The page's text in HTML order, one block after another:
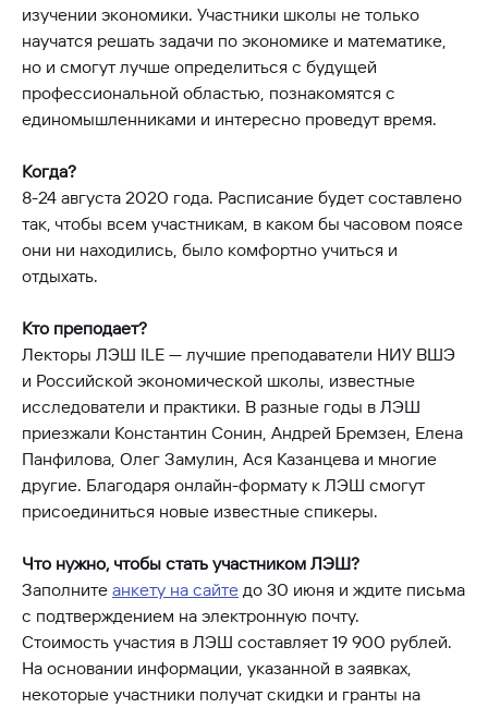
изучении экономики. Участники школы не только
научатся решать задачи по экономике и математике,
но и смогут лучше определиться с будущей
профессиональной областью, познакомятся с
единомышленниками и интересно проведут время.
Когда?
8-24 августа 2020 года. Расписание будет составлено
так, чтобы всем участникам, в каком бы часовом поясе
они ни находились, было комфортно учиться и
отдыхать.
Кто преподает?
Лекторы ЛЭШ ILE — лучшие преподаватели НИУ ВШЭ
и Российской экономической школы, известные
исследователи и практики. В разные годы в ЛЭШ
приезжали Константин Сонин, Андрей Бремзен, Елена
Панфилова, Олег Замулин, Ася Казанцева и многие
другие. Благодаря онлайн-формату к ЛЭШ смогут
присоединиться новые известные спикеры.
Что нужно, чтобы стать участником ЛЭШ?
Заполните анкету на сайте до 30 июня и ждите письма
с подтверждением на электронную почту.
Стоимость участия в ЛЭШ составляет 19 900 рублей.
На основании информации, указанной в заявках,
некоторые участники получат скидки и гранты на